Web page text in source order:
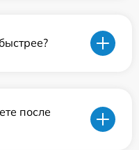
после